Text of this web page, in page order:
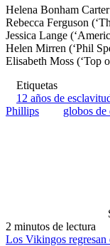
Helena Bonham
Rebecca Ferguson
Jessica Lange
Helen Mirren (‘Phil
Elisabeth Moss (‘Top
Etiquetas
12 años de
Phillips
globos de
2 minutos de lectura
Los Vikingos regresan